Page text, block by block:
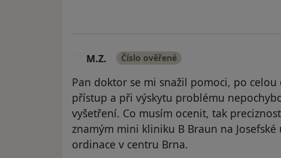
M.Z. Číslo ověřené
Pan doktor se mi snažil pomoci, po
přístup a při výskytu problému
vyšetření. Co musím ocenit, tak
znamým mini kliniku B Braun na
ordinace v centru Brna.